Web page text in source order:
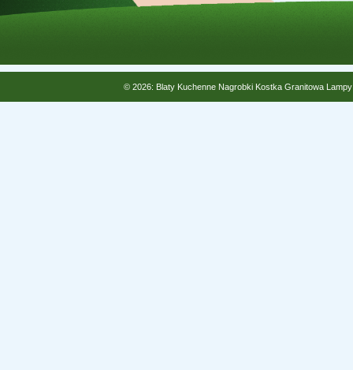
© 2026: Blaty Kuchenne Nagrobki Kostka Granitowa